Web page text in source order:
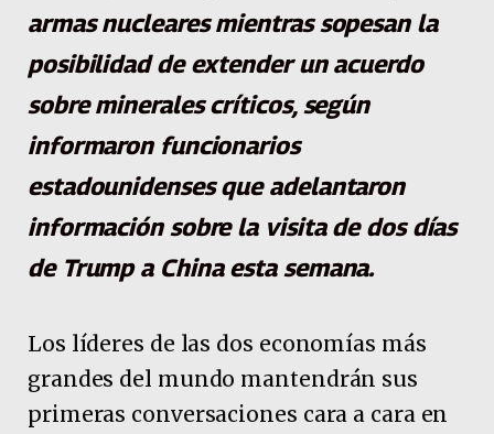
armas nucleares mientras sopesan la
posibilidad de extender un acuerdo
sobre minerales críticos, según
informaron funcionarios
estadounidenses que adelantaron
información sobre la visita de dos días
de Trump a China esta semana.
Los líderes de las dos economías más
grandes del mundo mantendrán sus
primeras conversaciones cara a cara en